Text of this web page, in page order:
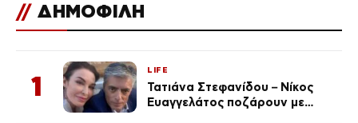
// ΔΗΜΟΦΙΛΗ
1
LIFE
Τατιάνα Στεφανίδου – Νίκος
Ευαγγελάτος ποζάρουν με